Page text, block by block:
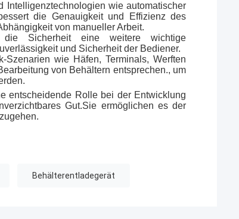
Intelligenztechnologien wie automatischer
die Genauigkeit und Effizienz des
von manueller Arbeit.
die Sicherheit eine weitere wichtige
und Sicherheit der Bediener.
wie Häfen, Terminals, Werften
von Behältern entsprechen., um
entscheidende Rolle bei der Entwicklung
Gut.Sie ermöglichen es der
Behälterentladegerät